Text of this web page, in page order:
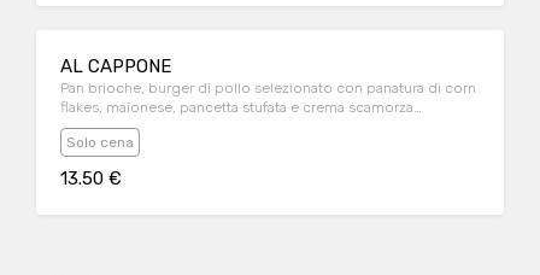
AL CAPPONE
Pan brioche, burger di pollo selezionato con panatura di corn
flakes, maionese, pancetta stufata e crema scamorza
affumicata; servito con contorno di patatine fritte
Solo cena
13.50 €